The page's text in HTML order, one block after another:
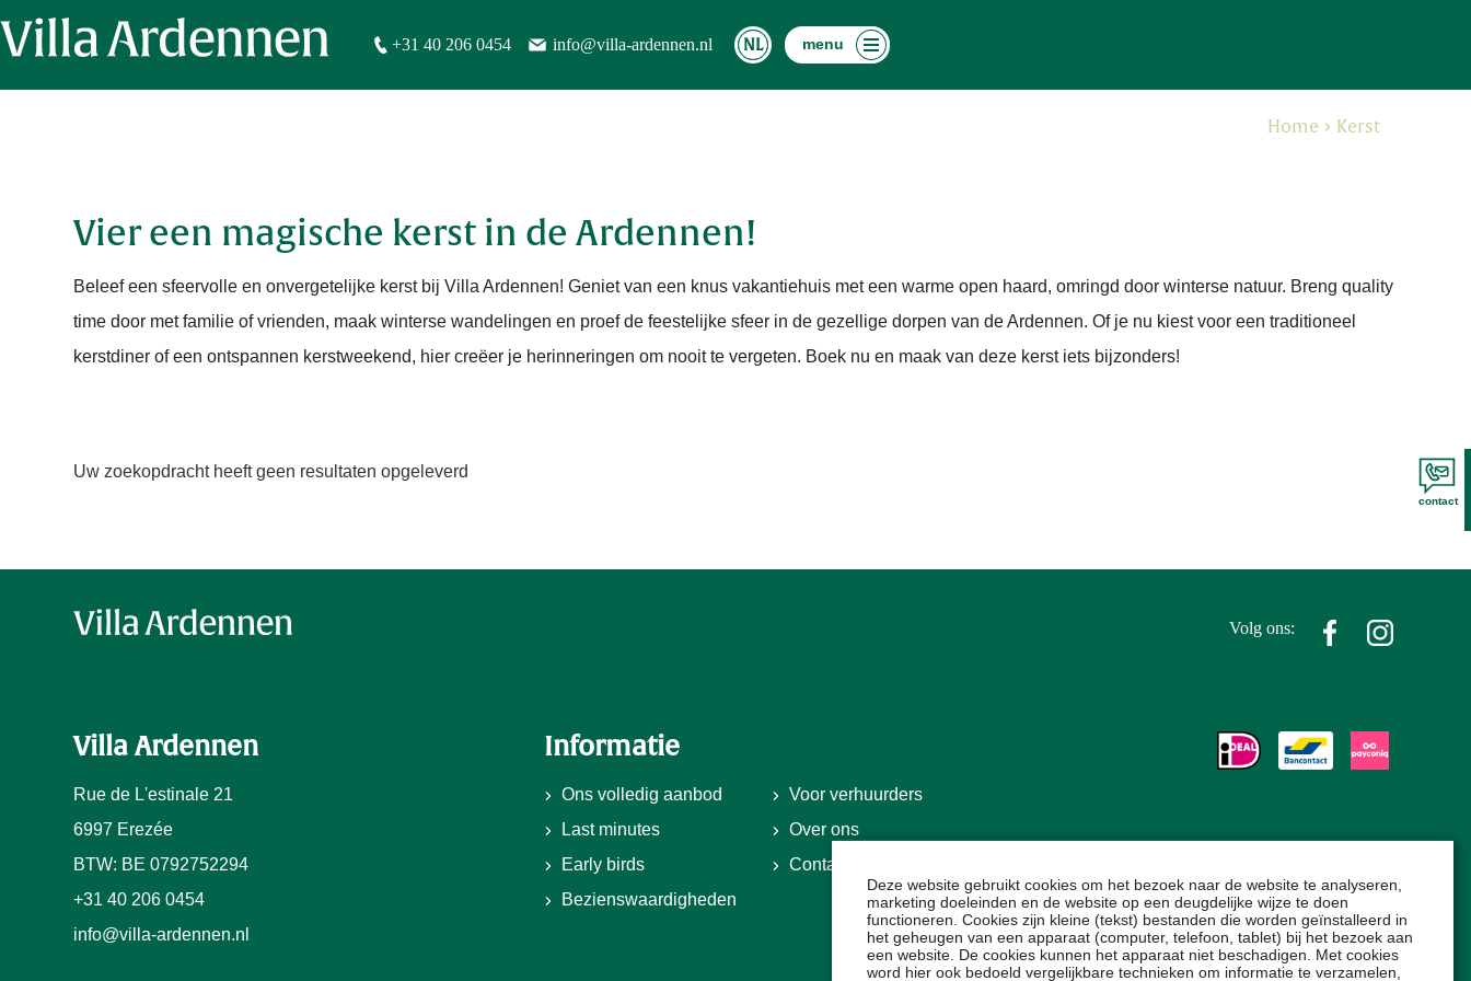
+31 40 206 0454 info@villa-ardennen.nl menu
Home Kerst
Vier een magische kerst in de Ardennen!
Beleef een sfeervolle en onvergetelijke kerst bij Villa Ardennen! Geniet van een knus vakantiehuis met een warme open haard, omringd door winterse natuur. Breng quality
time door met familie of vrienden, maak winterse wandelingen en proef de feestelijke sfeer in de gezellige dorpen van de Ardennen. Of je nu kiest voor een traditioneel
kerstdiner of een ontspannen kerstweekend, hier creëer je herinneringen om nooit te vergeten. Boek nu en maak van deze kerst iets bijzonders!
Uw zoekopdracht heeft geen resultaten opgeleverd
Volg ons:
Villa Ardennen
Rue de L'estinale 21
6997 Erezée
BTW: BE 0792752294
+31 40 206 0454
info@villa-ardennen.nl
Informatie
Ons volledig aanbod
Last minutes
Early birds
Bezienswaardigheden
Voor verhuurders
Over ons
Contact
contact
Deze website gebruikt cookies om het bezoek naar de website te analyseren,
marketing doeleinden en de website op een deugdelijke wijze te doen
functioneren. Cookies zijn kleine (tekst) bestanden die worden geïnstalleerd in
het geheugen van een apparaat (computer, telefoon, tablet) bij het bezoek aan
een website. De cookies kunnen het apparaat niet beschadigen. Met cookies
word hier ook bedoeld vergelijkbare technieken om informatie te verzamelen,